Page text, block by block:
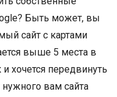
Быть может, вы
сайт с картами
выше 5 места в
хочется передвинуть
вам сайта